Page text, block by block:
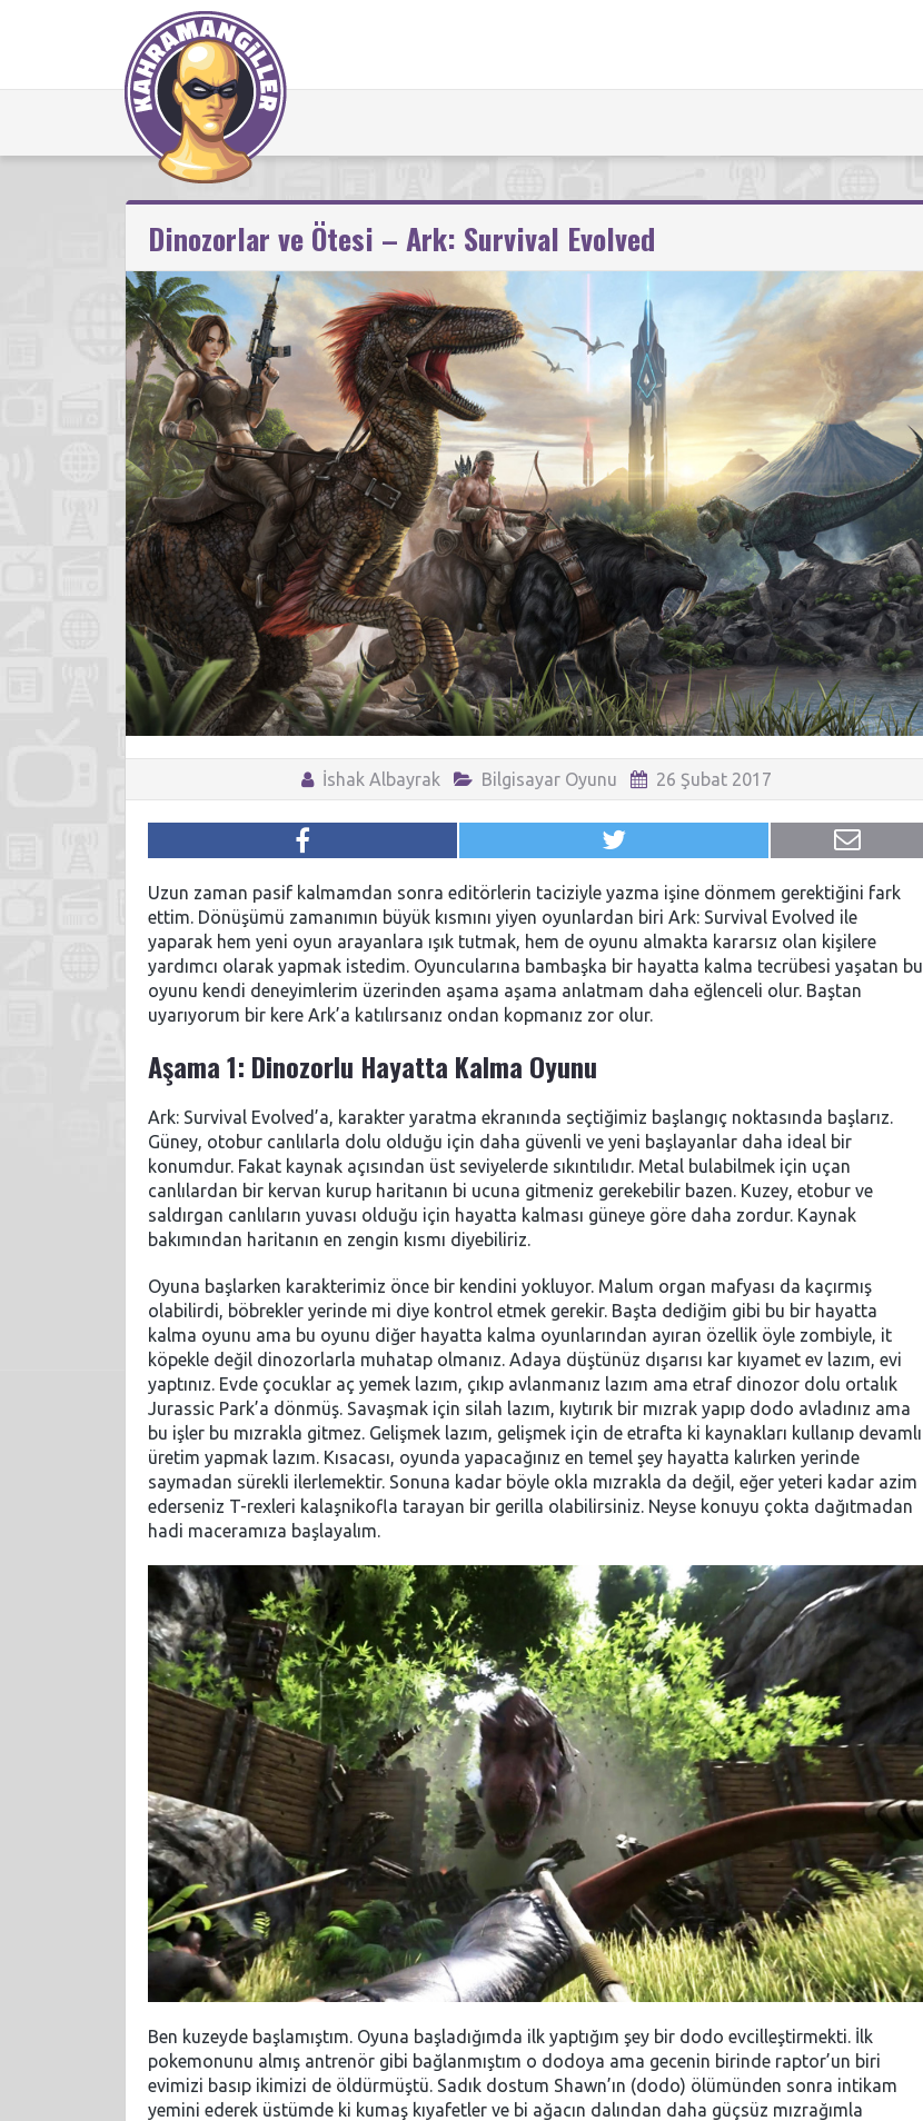
Dinozorlar ve Ötesi – Ark: Survival Evolved
İshak Albayrak Bilgisayar Oyunu 26 Şubat 2017
Uzun zaman pasif kalmamdan sonra editörlerin taciziyle yazma işine dönmem gerektiğini fark
ettim. Dönüşümü zamanımın büyük kısmını yiyen oyunlardan biri Ark: Survival Evolved ile
yaparak hem yeni oyun arayanlara ışık tutmak, hem de oyunu almakta kararsız olan kişilere
yardımcı olarak yapmak istedim. Oyuncularına bambaşka bir hayatta kalma tecrübesi yaşatan bu
oyunu kendi deneyimlerim üzerinden aşama aşama anlatmam daha eğlenceli olur. Baştan
uyarıyorum bir kere Ark’a katılırsanız ondan kopmanız zor olur.
Aşama 1: Dinozorlu Hayatta Kalma Oyunu
Ark: Survival Evolved’a, karakter yaratma ekranında seçtiğimiz başlangıç noktasında başlarız.
Güney, otobur canlılarla dolu olduğu için daha güvenli ve yeni başlayanlar daha ideal bir
konumdur. Fakat kaynak açısından üst seviyelerde sıkıntılıdır. Metal bulabilmek için uçan
canlılardan bir kervan kurup haritanın bi ucuna gitmeniz gerekebilir bazen. Kuzey, etobur ve
saldırgan canlıların yuvası olduğu için hayatta kalması güneye göre daha zordur. Kaynak
bakımından haritanın en zengin kısmı diyebiliriz.
Oyuna başlarken karakterimiz önce bir kendini yokluyor. Malum organ mafyası da kaçırmış
olabilirdi, böbrekler yerinde mi diye kontrol etmek gerekir. Başta dediğim gibi bu bir hayatta
kalma oyunu ama bu oyunu diğer hayatta kalma oyunlarından ayıran özellik öyle zombiyle, it
köpekle değil dinozorlarla muhatap olmanız. Adaya düştünüz dışarısı kar kıyamet ev lazım, evi
yaptınız. Evde çocuklar aç yemek lazım, çıkıp avlanmanız lazım ama etraf dinozor dolu ortalık
Jurassic Park’a dönmüş. Savaşmak için silah lazım, kıytırık bir mızrak yapıp dodo avladınız ama
bu işler bu mızrakla gitmez. Gelişmek lazım, gelişmek için de etrafta ki kaynakları kullanıp devamlı
üretim yapmak lazım. Kısacası, oyunda yapacağınız en temel şey hayatta kalırken yerinde
saymadan sürekli ilerlemektir. Sonuna kadar böyle okla mızrakla da değil, eğer yeteri kadar azim
ederseniz T-rexleri kalaşnikofla tarayan bir gerilla olabilirsiniz. Neyse konuyu çokta dağıtmadan
hadi maceramıza başlayalım.
Ben kuzeyde başlamıştım. Oyuna başladığımda ilk yaptığım şey bir dodo evcilleştirmekti. İlk
pokemonunu almış antrenör gibi bağlanmıştım o dodoya ama gecenin birinde raptor’un biri
evimizi basıp ikimizi de öldürmüştü. Sadık dostum Shawn’ın (dodo) ölümünden sonra intikam
yemini ederek üstümde ki kumaş kıyafetler ve bi ağacın dalından daha güçsüz mızrağımla